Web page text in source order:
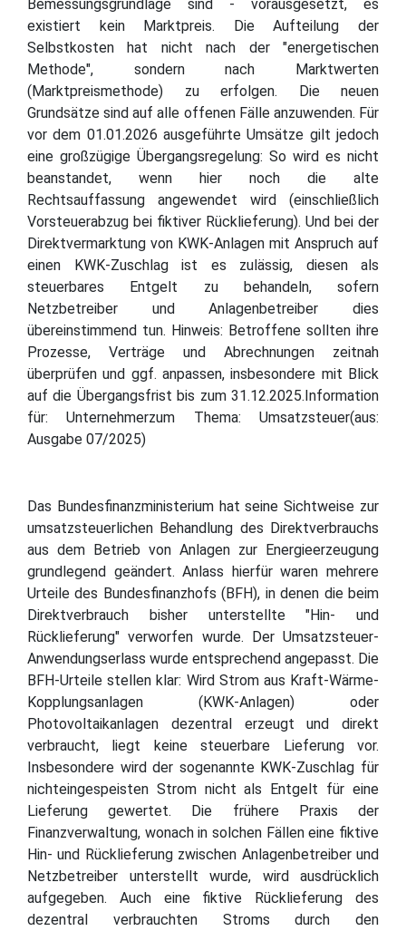
Bemessungsgrundlage sind - vorausgesetzt, es
existiert kein Marktpreis. Die Aufteilung der
Selbstkosten hat nicht nach der "energetischen
Methode", sondern nach Marktwerten
(Marktpreismethode) zu erfolgen. Die neuen
Grundsätze sind auf alle offenen Fälle anzuwenden. Für
vor dem 01.01.2026 ausgeführte Umsätze gilt jedoch
eine großzügige Übergangsregelung: So wird es nicht
beanstandet, wenn hier noch die alte
Rechtsauffassung angewendet wird (einschließlich
Vorsteuerabzug bei fiktiver Rücklieferung). Und bei der
Direktvermarktung von KWK-Anlagen mit Anspruch auf
einen KWK-Zuschlag ist es zulässig, diesen als
steuerbares Entgelt zu behandeln, sofern
Netzbetreiber und Anlagenbetreiber dies
übereinstimmend tun. Hinweis: Betroffene sollten ihre
Prozesse, Verträge und Abrechnungen zeitnah
überprüfen und ggf. anpassen, insbesondere mit Blick
auf die Übergangsfrist bis zum 31.12.2025.Information
für: Unternehmerzum Thema: Umsatzsteuer(aus:
Ausgabe 07/2025)
Das Bundesfinanzministerium hat seine Sichtweise zur
umsatzsteuerlichen Behandlung des Direktverbrauchs
aus dem Betrieb von Anlagen zur Energieerzeugung
grundlegend geändert. Anlass hierfür waren mehrere
Urteile des Bundesfinanzhofs (BFH), in denen die beim
Direktverbrauch bisher unterstellte "Hin- und
Rücklieferung" verworfen wurde. Der Umsatzsteuer-
Anwendungserlass wurde entsprechend angepasst. Die
BFH-Urteile stellen klar: Wird Strom aus Kraft-Wärme-
Kopplungsanlagen (KWK-Anlagen) oder
Photovoltaikanlagen dezentral erzeugt und direkt
verbraucht, liegt keine steuerbare Lieferung vor.
Insbesondere wird der sogenannte KWK-Zuschlag für
nichteingespeisten Strom nicht als Entgelt für eine
Lieferung gewertet. Die frühere Praxis der
Finanzverwaltung, wonach in solchen Fällen eine fiktive
Hin- und Rücklieferung zwischen Anlagenbetreiber und
Netzbetreiber unterstellt wurde, wird ausdrücklich
aufgegeben. Auch eine fiktive Rücklieferung des
dezentral verbrauchten Stroms durch den